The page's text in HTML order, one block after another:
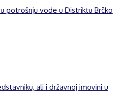
potrošnju vode u Distriktu Brčko
ali i državnoj imovini u